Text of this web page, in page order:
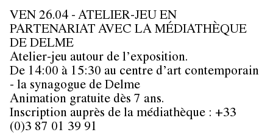
VEN 26.04 - ATELIER-JEU EN
PARTENARIAT AVEC LA MÉDIATHÈQUE
DE DELME
Atelier-jeu autour de l’exposition.
De 14:00 à 15:30 au centre d’art contemporain
- la synagogue de Delme
Animation gratuite dès 7 ans.
Inscription auprès de la médiathèque : +33
(0)3 87 01 39 91